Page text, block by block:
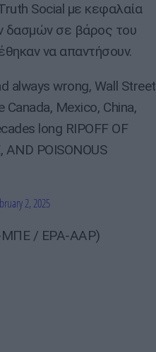
Social με κεφαλαία
δασμών σε βάρος του
να απαντήσουν.
always wrong, Wall Street
Mexico, China,
long RIPOFF OF
POISONOUS
2, 2025
/ EPA-AAP)